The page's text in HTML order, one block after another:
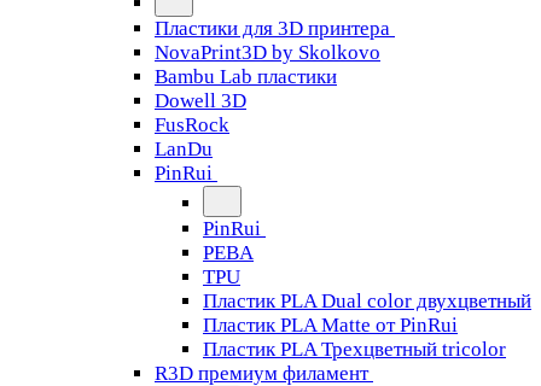
Пластики для 3D принтера
NovaPrint3D by Skolkovo
Bambu Lab пластики
Dowell 3D
FusRock
LanDu
PinRui
PinRui
PEBA
TPU
Пластик PLA Dual color двухцветный
Пластик PLA Matte от PinRui
Пластик PLA Трехцветный tricolor
R3D премиум филамент